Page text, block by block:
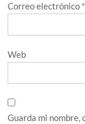
Correo electrónico *
Web
Guarda mi nombre,